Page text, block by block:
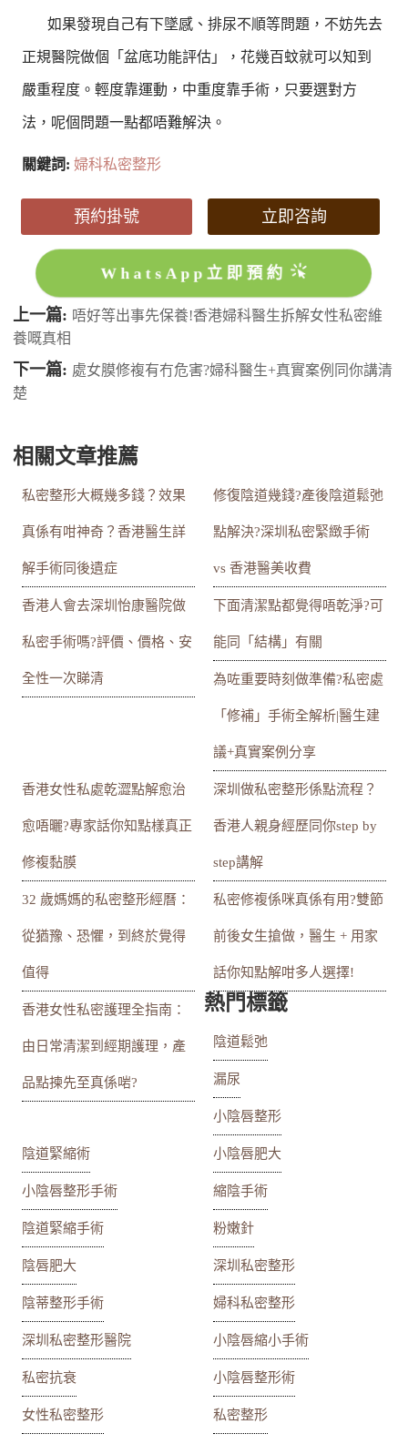
如果發現自己有下墜感、排尿不順等問題，不妨先去
正規醫院做個「盆底功能評估」，花幾百蚊就可以知到
嚴重程度。輕度靠運動，中重度靠手術，只要選對方
法，呢個問題一點都唔難解決。
關鍵詞:婦科私密整形
預約掛號 立即咨詢
WhatsApp立即預約
上一篇: 唔好等出事先保養!香港婦科醫生拆解女性私密維
養嘅真相
下一篇: 處女膜修複有冇危害?婦科醫生+真實案例同你講清
楚
相關文章推薦
私密整形大概幾多錢？效果
真係有咁神奇？香港醫生詳
解手術同後遺症
修復陰道幾錢?產後陰道鬆弛
點解決?深圳私密緊緻手術
vs 香港醫美收費
香港人會去深圳怡康醫院做
私密手術嗎?評價、價格、安
全性一次睇清
下面清潔點都覺得唔乾淨?可
能同「結構」有關
為咗重要時刻做準備?私密處
「修補」手術全解析|醫生建
議+真實案例分享
香港女性私處乾澀點解愈治
愈唔曬?專家話你知點樣真正
修複黏膜
深圳做私密整形係點流程？
香港人親身經歷同你step by
step講解
32 歲媽媽的私密整形經曆：
從猶豫、恐懼，到終於覺得
值得
私密修複係咪真係有用?雙節
前後女生搶做，醫生 + 用家
話你知點解咁多人選擇!
香港女性私密護理全指南：
由日常清潔到經期護理，產
品點揀先至真係啱?
熱門標籤
陰道鬆弛
漏尿
小陰唇整形
陰道緊縮術 小陰唇肥大
小陰唇整形手術 縮陰手術
陰道緊縮手術 粉嫩針
陰唇肥大 深圳私密整形
陰蒂整形手術 婦科私密整形
深圳私密整形醫院 小陰唇縮小手術
私密抗衰 小陰唇整形術
女性私密整形 私密整形